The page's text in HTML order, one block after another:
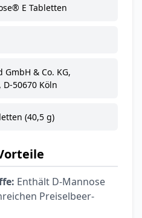
E Tabletten
GmbH & Co. KG,
50670 Köln
(40,5 g)
Enthält D-Mannose
Preiselbeer-